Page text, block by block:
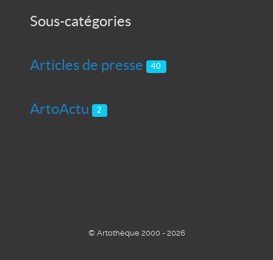
Sous-catégories
Articles de presse 40
ArtoActu 2
© Artothèque 2000 - 2026